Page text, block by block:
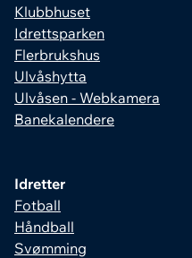
Klubbhuset
Idrettsparken
Flerbrukshus
Ulvåshytta
Ulvåsen - Webkamera
Banekalendere
Idretter
Fotball
Håndball
Svømming